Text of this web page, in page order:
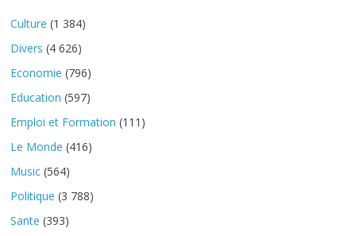
Culture (1 384)
Divers (4 626)
Economie (796)
Education (597)
Emploi et Formation (111)
Le Monde (416)
Music (564)
Politique (3 788)
Sante (393)